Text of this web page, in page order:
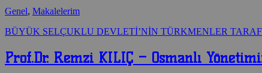
Genel, Makalelerim
BÜYÜK SELÇUKLU DEVLETİ’NİN TÜRKMENLER
Prof.Dr. Remzi KILIÇ – Osmanlı